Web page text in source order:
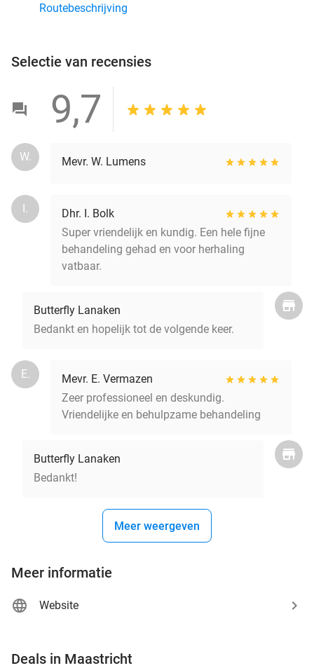
Routebeschrijving
Selectie van recensies
9,7
W. Mevr. W. Lumens
I.
Dhr. I. Bolk
Super vriendelijk en kundig. Een hele fijne
behandeling gehad en voor herhaling
vatbaar.
Butterfly Lanaken
Bedankt en hopelijk tot de volgende keer.
E.
Mevr. E. Vermazen
Zeer professioneel en deskundig.
Vriendelijke en behulpzame behandeling
Butterfly Lanaken
Bedankt!
Meer weergeven
Meer informatie
Website
Deals in Maastricht